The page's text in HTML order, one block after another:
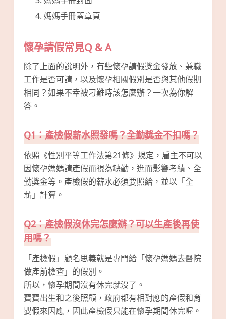
媽媽手冊蓋章頁
懷孕請假常見Q & A
除了上面的說明外，有些懷孕請假獎金發放、兼職
工作是否可請，以及懷孕相關假別是否與其他假期
相同？如果不幸被刁難時該怎麼辦？一次為你解
答。
Q1：產檢假薪水照發嗎？全勤獎金不扣嗎？
依照《性別平等工作法第21條》規定，雇主不可以
因懷孕媽媽請產假而視為缺勤，進而影響考績、全
勤獎金等。產檢假的薪水必須要照給，並以「全
薪」計算。
Q2：產檢假沒休完怎麼辦？可以生產後再使
用嗎？
「產檢假」顧名思義就是專門給「懷孕媽媽去醫院
做產前檢查」的假別。
所以，懷孕期間沒有休完就沒了。
寶寶出生和之後照顧，政府都有相對應的產假和育
嬰假來因應，因此產檢假只能在懷孕期間休完喔。